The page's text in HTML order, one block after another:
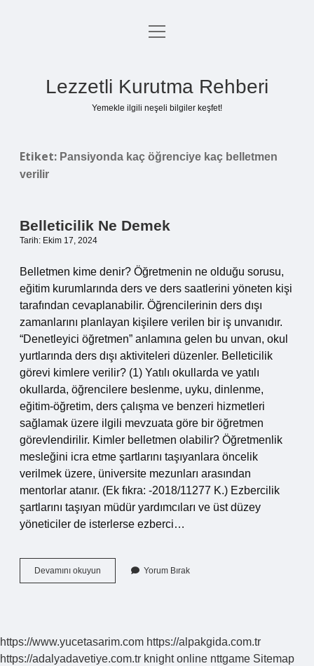
Anasayfa
menüyü
Lezzetli Kurutma Rehberi
Yemekle ilgili neşeli bilgiler keşfet!
Etiket: Pansiyonda kaç öğrenciye kaç belletmen
verilir
Belleticilik Ne Demek
Tarih: Ekim 17, 2024
Belletmen kime denir? Öğretmenin ne olduğu sorusu,
eğitim kurumlarında ders ve ders saatlerini yöneten kişi
tarafından cevaplanabilir. Öğrencilerinin ders dışı
zamanlarını planlayan kişilere verilen bir iş unvanıdır.
“Denetleyici öğretmen” anlamına gelen bu unvan, okul
yurtlarında ders dışı aktiviteleri düzenler. Belleticilik
görevi kimlere verilir? (1) Yatılı okullarda ve yatılı
okullarda, öğrencilere beslenme, uyku, dinlenme,
eğitim-öğretim, ders çalışma ve benzeri hizmetleri
sağlamak üzere ilgili mevzuata göre bir öğretmen
görevlendirilir. Kimler belletmen olabilir? Öğretmenlik
mesleğini icra etme şartlarını taşıyanlara öncelik
verilmek üzere, üniversite mezunları arasından
mentorlar atanır. (Ek fıkra: -2018/11277 K.) Ezbercilik
şartlarını taşıyan müdür yardımcıları ve üst düzey
yöneticiler de isterlerse ezberci…
Devamını okuyun Belleticilik
Ne
Yorum Bırak
https://www.yucetasarim.com https://alpakgida.com.tr
https://adalyadavetiye.com.tr knight online nttgame Sitemap